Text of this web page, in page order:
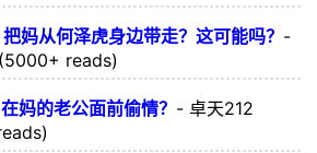
妈从何泽虎身边带走？这可能吗？ -
(5000+ reads)
妈的老公面前偷情？ - 卓天212